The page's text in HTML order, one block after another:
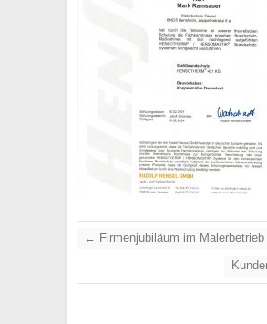
← Firmenjubiläum im Malerbetrieb